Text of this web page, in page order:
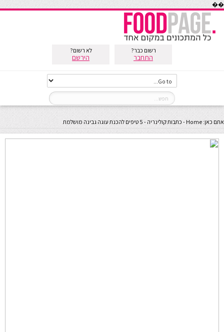
��
רשום כבר?
התחבר
לא רשום?
הירשם
אתם כאן: Home
- כתבות קולינריה - 5 טיפים להכנת עוגה גבינה מושלמת